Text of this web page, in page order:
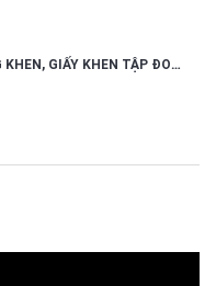
BẰNG KHEN, GIẤY KHEN TẬP ĐOÀN ANH VINH ĐÃ NHẬN ĐƯỢC